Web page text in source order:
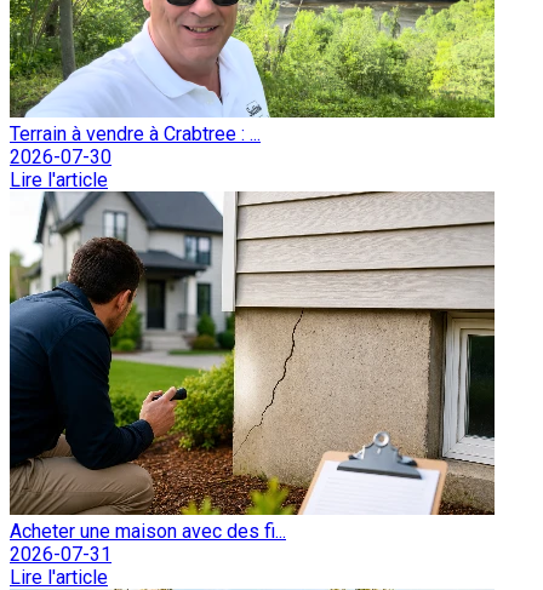
Terrain à vendre à Crabtree : ...
2026-07-30
Lire l'article
Acheter une maison avec des fi...
2026-07-31
Lire l'article